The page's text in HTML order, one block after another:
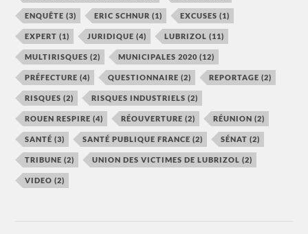
ENQUÊTE (3) ERIC SCHNUR (1) EXCUSES (1)
EXPERT (1) JURIDIQUE (4) LUBRIZOL (11)
MULTIRISQUES (2) MUNICIPALES 2020 (12)
PRÉFECTURE (4) QUESTIONNAIRE (2) REPORTAGE (2)
RISQUES (2) RISQUES INDUSTRIELS (2)
ROUEN RESPIRE (4) RÉOUVERTURE (2) RÉUNION (2)
SANTÉ (3) SANTÉ PUBLIQUE FRANCE (2) SÉNAT (2)
TRIBUNE (2) UNION DES VICTIMES DE LUBRIZOL (2)
VIDEO (2)